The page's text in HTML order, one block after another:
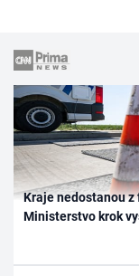
Kraje nedostanou
Ministerstvo krok